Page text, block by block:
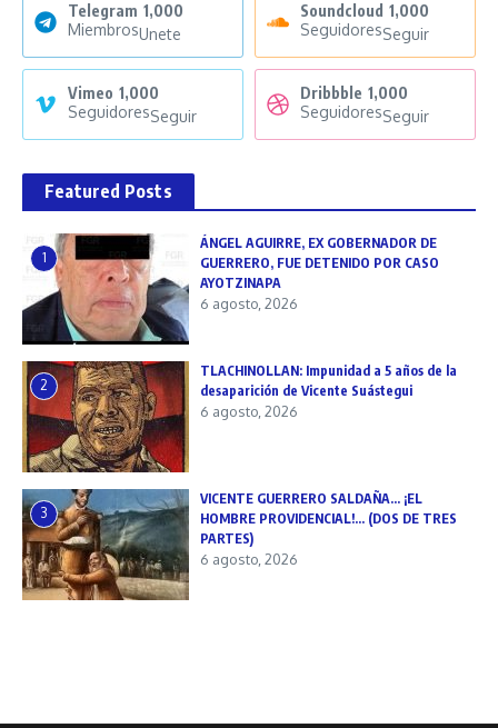
Telegram 1,000
MiembrosUnete
Soundcloud 1,000
SeguidoresSeguir
Vimeo 1,000
SeguidoresSeguir
Dribbble 1,000
SeguidoresSeguir
Featured Posts
1
ÁNGEL AGUIRRE, EX GOBERNADOR DE
GUERRERO, FUE DETENIDO POR CASO
AYOTZINAPA
6 agosto, 2026
2
TLACHINOLLAN: Impunidad a 5 años de la
desaparición de Vicente Suástegui
6 agosto, 2026
3
VICENTE GUERRERO SALDAÑA… ¡EL
HOMBRE PROVIDENCIAL!… (DOS DE TRES
PARTES)
6 agosto, 2026